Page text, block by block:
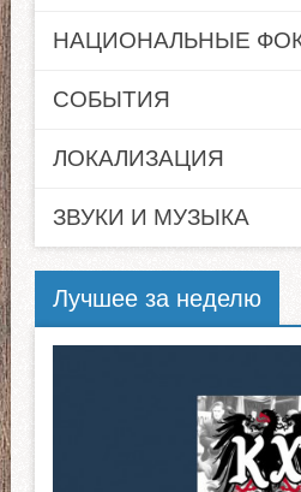
НАЦИОНАЛЬНЫЕ
СОБЫТИЯ
ЛОКАЛИЗАЦИЯ
ЗВУКИ И МУЗЫКА
Лучшее за неделю